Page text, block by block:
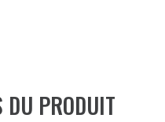
DU PRODUIT